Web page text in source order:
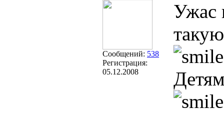
Сообщений: 538
Регистрация:
05.12.2008
Ужас